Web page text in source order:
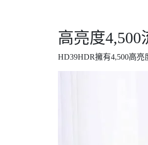
高亮度4,500
HD39HDR擁有4,500高